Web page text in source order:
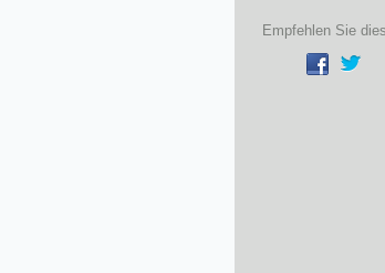
Empfehlen Sie